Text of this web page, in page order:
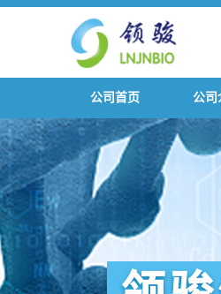
公司首页 公司